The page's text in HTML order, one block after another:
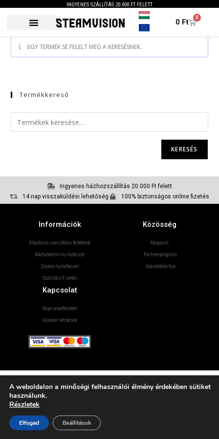
INGYENES SZÁLLÍTÁS 20.000 FT FELETT
0 Ft
0
EGY TERMÉK SE FELELT MEG A KERESÉSNEK.
Termékkereső
KERESÉS
Ingyenes házhozszállítás 20.000 Ft felett
14 nap visszaküldési lehetőség
100% biztonságos online fizetés
Információk
Általános szerződési feltételek
Adatvédelmi nyilatkozat
Cookie nyilatkozat
Szállítás/Fizetés
Közösség
Magazin
Partnerprogram
Ajándékkártya
Kapcsolat
Kapcsolatfelvétel
Gyakori kérdések
A weboldalon a minőségi felhasználói élmény érdekében sütiket
használunk.
Részletek
Elfogad Beállítások